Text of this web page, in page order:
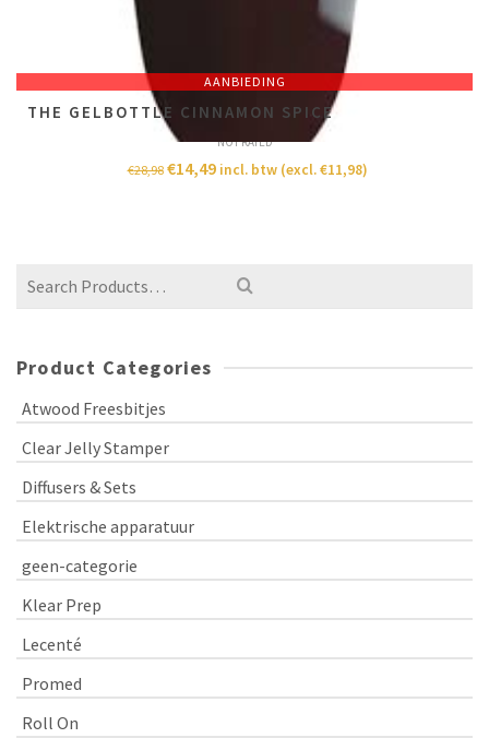
AANBIEDING
THE GELBOTTLE CINNAMON SPICE
NOT RATED
€28,98 €14,49 incl. btw (excl.€11,98)
Product Categories
Atwood Freesbitjes
Clear Jelly Stamper
Diffusers & Sets
Elektrische apparatuur
geen-categorie
Klear Prep
Lecenté
Promed
Roll On